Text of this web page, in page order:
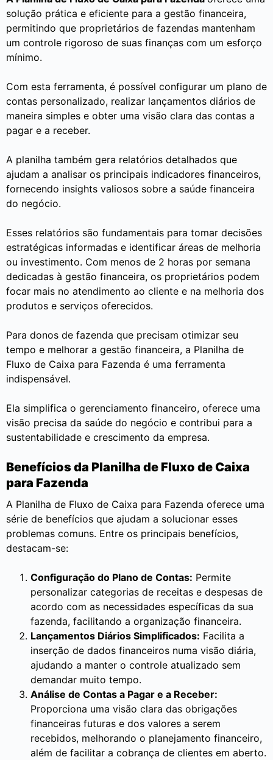
solução prática e eficiente para a gestão financeira,
permitindo que proprietários de fazendas mantenham
um controle rigoroso de suas finanças com um esforço
mínimo.
Com esta ferramenta, é possível configurar um plano de
contas personalizado, realizar lançamentos diários de
maneira simples e obter uma visão clara das contas a
pagar e a receber.
A planilha também gera relatórios detalhados que
ajudam a analisar os principais indicadores financeiros,
fornecendo insights valiosos sobre a saúde financeira
do negócio.
Esses relatórios são fundamentais para tomar decisões
estratégicas informadas e identificar áreas de melhoria
ou investimento. Com menos de 2 horas por semana
dedicadas à gestão financeira, os proprietários podem
focar mais no atendimento ao cliente e na melhoria dos
produtos e serviços oferecidos.
Para donos de fazenda que precisam otimizar seu
tempo e melhorar a gestão financeira, a Planilha de
Fluxo de Caixa para Fazenda é uma ferramenta
indispensável.
Ela simplifica o gerenciamento financeiro, oferece uma
visão precisa da saúde do negócio e contribui para a
sustentabilidade e crescimento da empresa.
Benefícios da Planilha de Fluxo de Caixa
para Fazenda
A Planilha de Fluxo de Caixa para Fazenda oferece uma
série de benefícios que ajudam a solucionar esses
problemas comuns. Entre os principais benefícios,
destacam-se:
Configuração do Plano de Contas: Permite
personalizar categorias de receitas e despesas de
acordo com as necessidades específicas da sua
fazenda, facilitando a organização financeira.
Lançamentos Diários Simplificados: Facilita a
inserção de dados financeiros numa visão diária,
ajudando a manter o controle atualizado sem
demandar muito tempo.
Análise de Contas a Pagar e a Receber:
Proporciona uma visão clara das obrigações
financeiras futuras e dos valores a serem
recebidos, melhorando o planejamento financeiro,
além de facilitar a cobrança de clientes em aberto.